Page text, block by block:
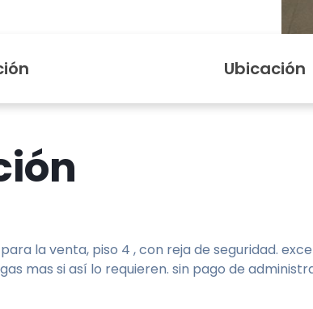
Ubicación
la venta, piso 4 , con reja de seguridad.
mas si así lo requieren. sin pago de